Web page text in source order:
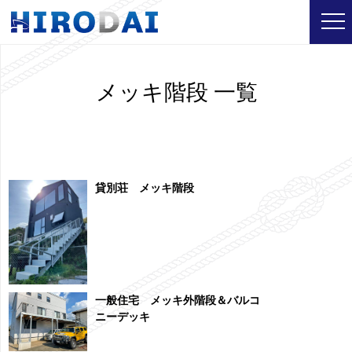
メッキ階段 一覧
貸別荘 メッキ階段
一般住宅 メッキ外階段＆バルコ
ニーデッキ